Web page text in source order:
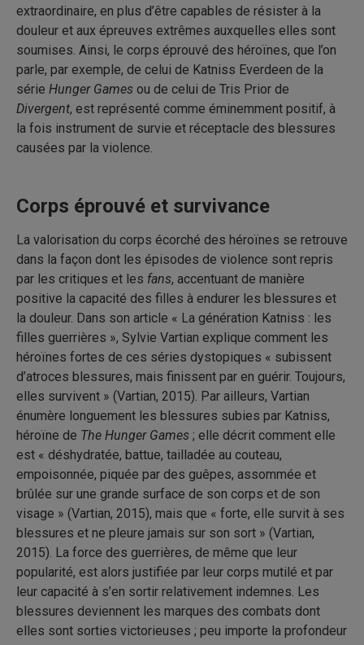
extraordinaire, en plus d’être capables de résister à la
douleur et aux épreuves extrêmes auxquelles elles sont
soumises. Ainsi, le corps éprouvé des héroïnes, que l’on
parle, par exemple, de celui de Katniss Everdeen de la
série Hunger Games ou de celui de Tris Prior de
Divergent, est représenté comme éminemment positif, à
la fois instrument de survie et réceptacle des blessures
causées par la violence.
Corps éprouvé et survivance
La valorisation du corps écorché des héroïnes se retrouve
dans la façon dont les épisodes de violence sont repris
par les critiques et les fans, accentuant de manière
positive la capacité des filles à endurer les blessures et
la douleur. Dans son article « La génération Katniss : les
filles guerrières », Sylvie Vartian explique comment les
héroïnes fortes de ces séries dystopiques « subissent
d’atroces blessures, mais finissent par en guérir. Toujours,
elles survivent » (Vartian, 2015). Par ailleurs, Vartian
énumère longuement les blessures subies par Katniss,
héroïne de The Hunger Games ; elle décrit comment elle
est « déshydratée, battue, tailladée au couteau,
empoisonnée, piquée par des guêpes, assommée et
brûlée sur une grande surface de son corps et de son
visage » (Vartian, 2015), mais que « forte, elle survit à ses
blessures et ne pleure jamais sur son sort » (Vartian,
2015). La force des guerrières, de même que leur
popularité, est alors justifiée par leur corps mutilé et par
leur capacité à s’en sortir relativement indemnes. Les
blessures deviennent les marques des combats dont
elles sont sorties victorieuses ; peu importe la profondeur